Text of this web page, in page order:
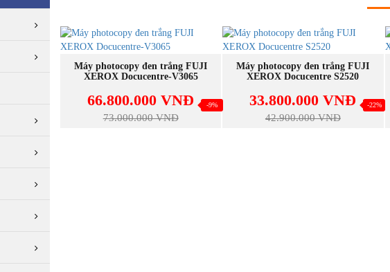
MUA NGAY
Máy photocopy đen trắng FUJI
XEROX Docucentre-V3065
66.800.000 VNĐ
73.000.000 VNĐ
-9%
MUA NGAY
Máy photocopy đen trắng FUJI
XEROX Docucentre S2520
33.800.000 VNĐ
42.900.000 VNĐ
-22%